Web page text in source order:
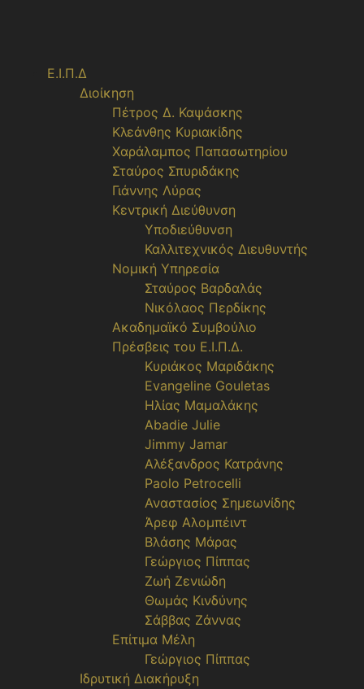
Ε.Ι.Π.Δ
Διοίκηση
Πέτρος Δ. Καψάσκης
Κλεάνθης Κυριακίδης
Χαράλαμπος Παπασωτηρίου
Σταύρος Σπυριδάκης
Γιάννης Λύρας
Κεντρική Διεύθυνση
Υποδιεύθυνση
Καλλιτεχνικός Διευθυντής
Νομική Υπηρεσία
Σταύρος Βαρδαλάς
Νικόλαος Περδίκης
Ακαδημαϊκό Συμβούλιο
Πρέσβεις του Ε.Ι.Π.Δ.
Κυριάκος Μαριδάκης
Evangeline Gouletas
Ηλίας Μαμαλάκης
Abadie Julie
Jimmy Jamar
Αλέξανδρος Κατράνης
Paolo Petrocelli
Αναστασίος Σημεωνίδης
Άρεφ Αλομπέιντ
Βλάσης Μάρας
Γεώργιος Πίππας
Ζωή Ζενιώδη
Θωμάς Κινδύνης
Σάββας Ζάννας
Επίτιμα Μέλη
Γεώργιος Πίππας
Ιδρυτική Διακήρυξη